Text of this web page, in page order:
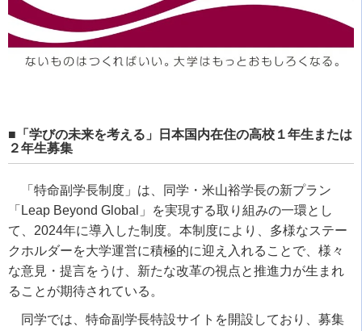
■「学びの未来を考える」日本国内在住の高校１年生または
２年生募集
「特命副学長制度」は、同学・米山裕学長の新プラン
「Leap Beyond Global」を実現する取り組みの一環とし
て、2024年に導入した制度。本制度により、多様なステー
クホルダーを大学運営に積極的に迎え入れることで、様々
な意見・提言をうけ、新たな改革の視点と推進力が生まれ
ることが期待されている。
同学では、特命副学長特設サイトを開設しており、募集